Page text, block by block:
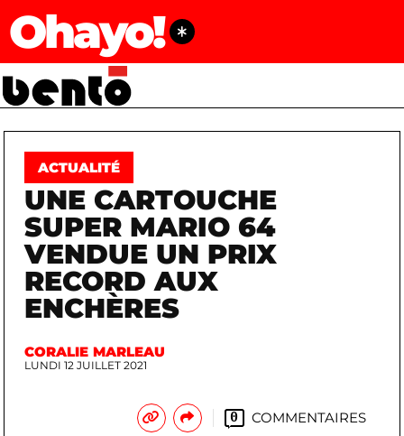
Ohayo!
ACTUALITÉ
UNE CARTOUCHE
SUPER MARIO 64
VENDUE UN PRIX
RECORD AUX
ENCHÈRES
CORALIE MARLEAU
LUNDI 12 JUILLET 2021
0 COMMENTAIRES